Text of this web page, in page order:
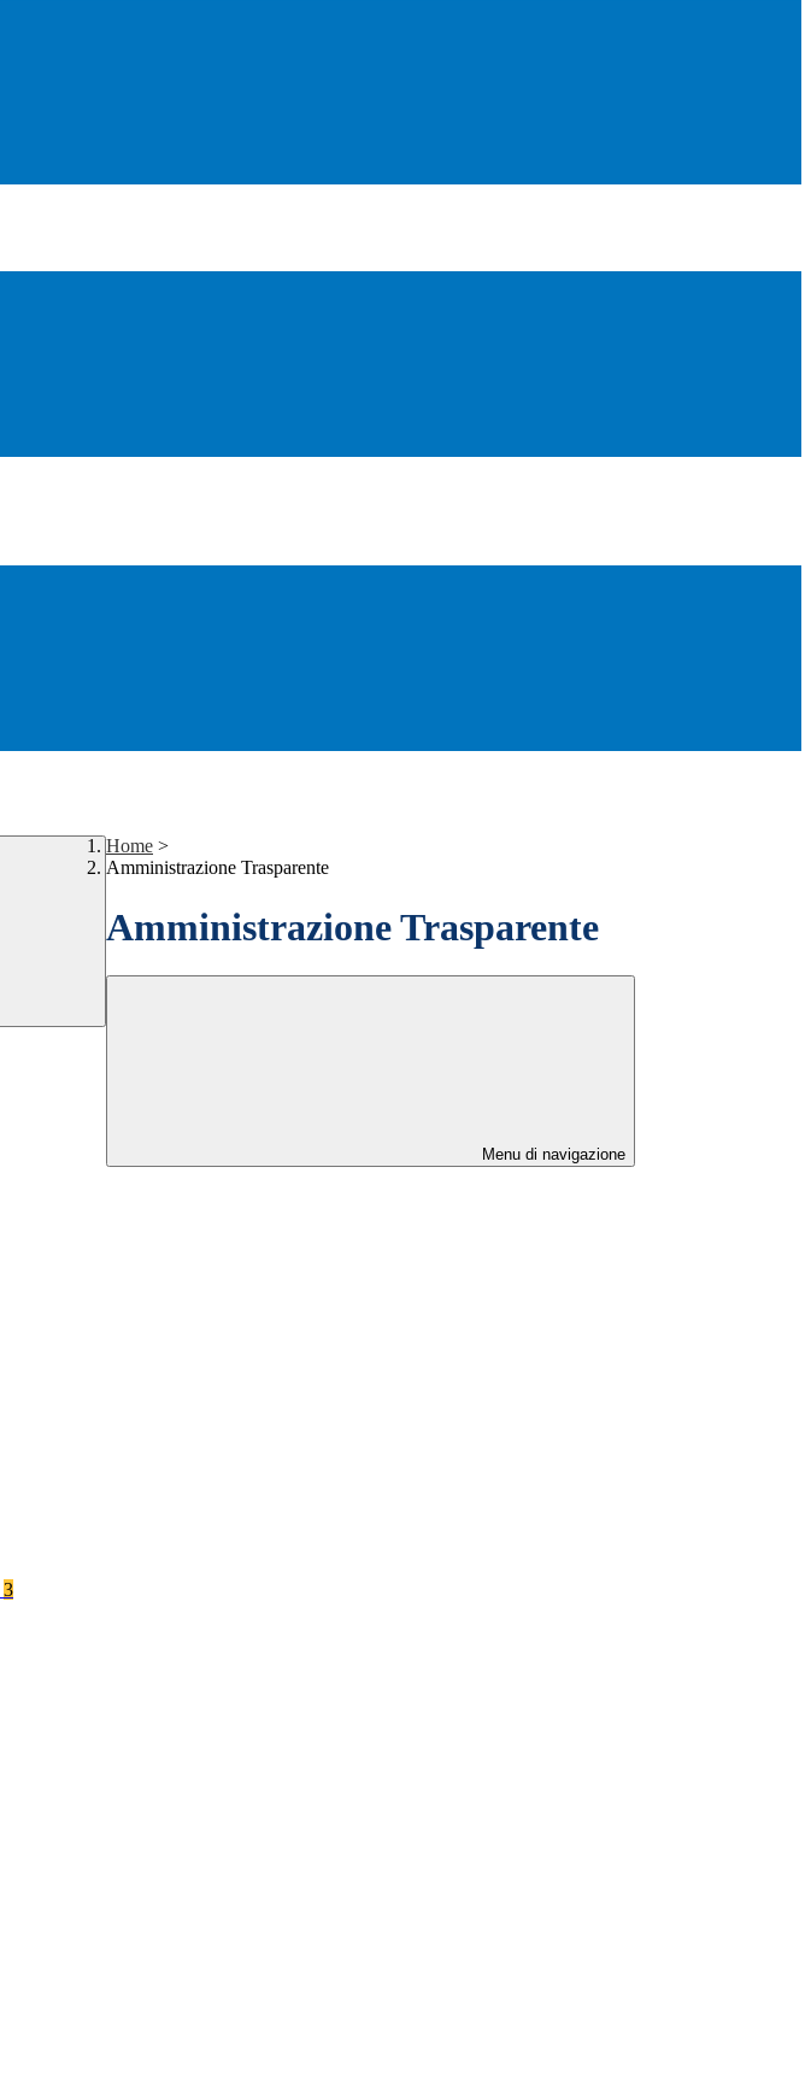
Home >
Amministrazione Trasparente
Amministrazione Trasparente
Menu di navigazione
3